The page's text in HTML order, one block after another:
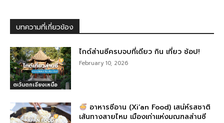
o
k
er
บทความที่เกี่ยวข้อง
ตะวันตกเฉียงเหนือ
ไกด์ส่านซีครบจบที่เดียว กิน เที่ยว ช้อป!
February 10, 2026
อาหารซีอาน (Xi’an Food) เสน่ห์รสชาติ
เส้นทางสายไหม เมืองเก่าแห่งมณฑลส่านซี